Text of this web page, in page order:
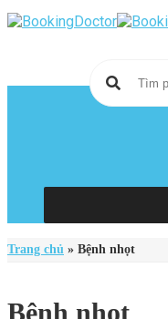
Skip
to
Trang chủ » Bệnh nhọt
Bệnh nhọt